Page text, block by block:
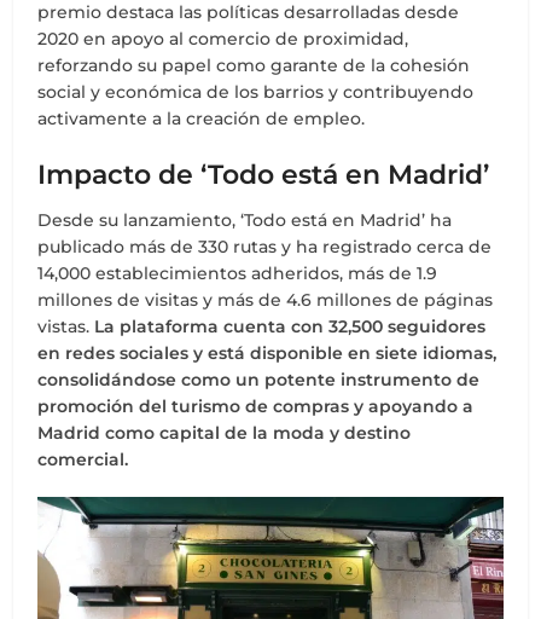
premio destaca las políticas desarrolladas desde
2020 en apoyo al comercio de proximidad,
reforzando su papel como garante de la cohesión
social y económica de los barrios y contribuyendo
activamente a la creación de empleo.
Impacto de ‘Todo está en Madrid’
Desde su lanzamiento, ‘Todo está en Madrid’ ha
publicado más de 330 rutas y ha registrado cerca de
14,000 establecimientos adheridos, más de 1.9
millones de visitas y más de 4.6 millones de páginas
vistas. La plataforma cuenta con 32,500 seguidores
en redes sociales y está disponible en siete idiomas,
consolidándose como un potente instrumento de
promoción del turismo de compras y apoyando a
Madrid como capital de la moda y destino
comercial.